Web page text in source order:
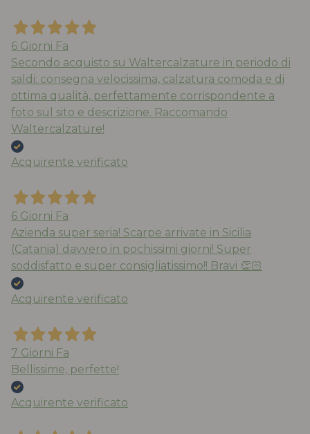
6 Giorni Fa
Secondo acquisto su Waltercalzature in periodo di
saldi: consegna velocissima, calzatura comoda e di
ottima qualità, perfettamente corrispondente a
foto sul sito e descrizione. Raccomando
Waltercalzature!
Acquirente verificato
6 Giorni Fa
Azienda super seria! Scarpe arrivate in Sicilia
(Catania) davvero in pochissimi giorni! Super
soddisfatto e super consigliatissimo!! Bravi 👏🏻
Acquirente verificato
7 Giorni Fa
Bellissime, perfette!
Acquirente verificato